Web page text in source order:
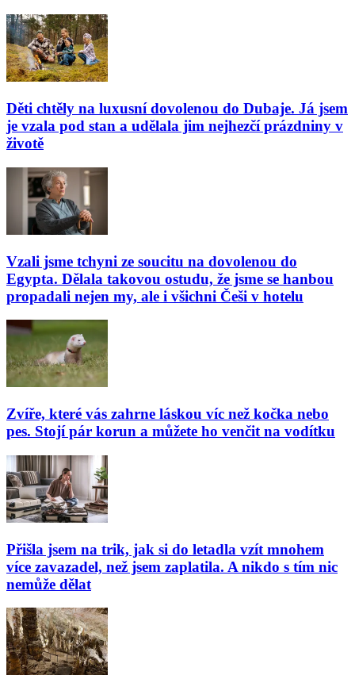
Děti chtěly na luxusní dovolenou do Dubaje. Já jsem
je vzala pod stan a udělala jim nejhezčí prázdniny v
životě
Vzali jsme tchyni ze soucitu na dovolenou do
Egypta. Dělala takovou ostudu, že jsme se hanbou
propadali nejen my, ale i všichni Češi v hotelu
Zvíře, které vás zahrne láskou víc než kočka nebo
pes. Stojí pár korun a můžete ho venčit na vodítku
Přišla jsem na trik, jak si do letadla vzít mnohem
více zavazadel, než jsem zaplatila. A nikdo s tím nic
nemůže dělat